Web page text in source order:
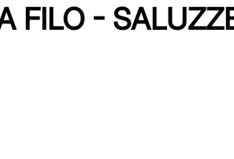
FILO -